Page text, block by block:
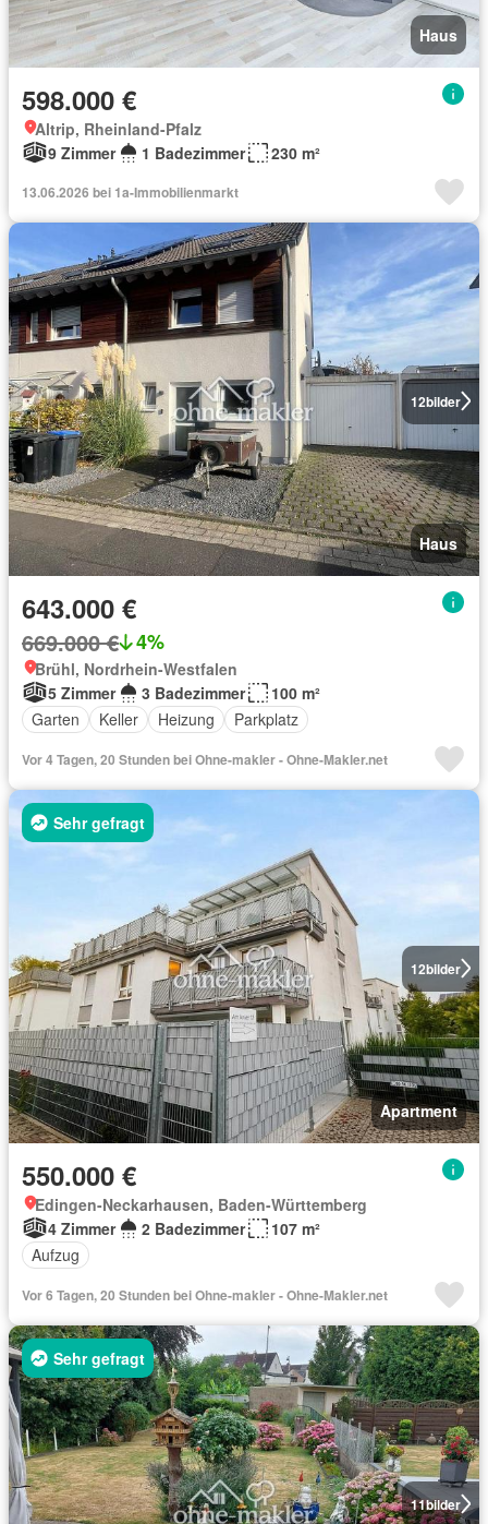
Haus
598.000 €
Altrip, Rheinland-Pfalz
9 Zimmer
1 Badezimmer 230 m²
13.06.2026 bei 1a-Immobilienmarkt
12bilder
Haus
643.000 €
669.000 € 4%
Brühl, Nordrhein-Westfalen
5 Zimmer
3 Badezimmer
100 m²
Garten
Keller Heizung Parkplatz
Vor 4 Tagen, 20 Stunden bei Ohne-makler - Ohne-Makler.net
12bilder
Sehr gefragt
Apartment
550.000 €
Edingen-Neckarhausen, Baden-Württemberg
4 Zimmer
2 Badezimmer
107 m²
Aufzug
Vor 6 Tagen, 20 Stunden bei Ohne-makler - Ohne-Makler.net
11bilder
Sehr gefragt